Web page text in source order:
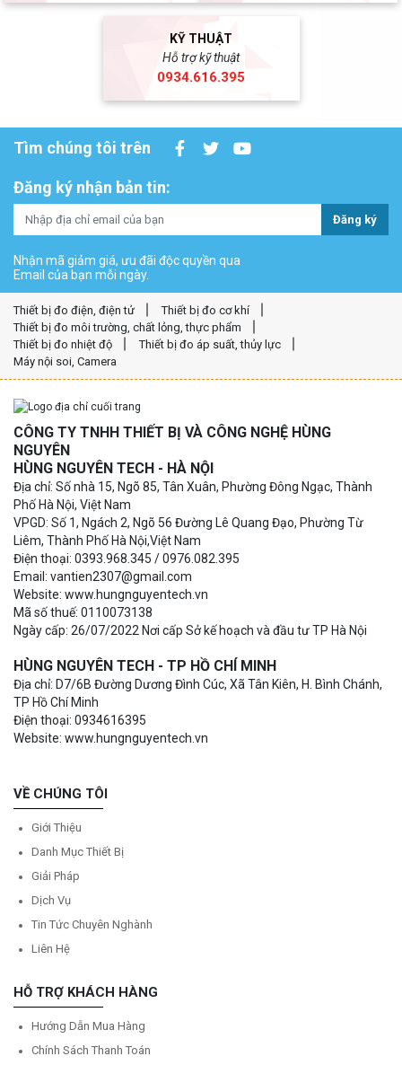
KỸ THUẬT
Hỗ trợ kỹ thuật
0934.616.395
Tìm chúng tôi trên
Đăng ký nhận bản tin:
Đăng ký
Nhận mã giảm giá, ưu đãi độc quyền qua
Email của bạn mỗi ngày.
Thiết bị đo điện, điện tử
Thiết bị đo cơ khí
Thiết bị đo môi trường, chất lỏng, thực phẩm
Thiết bị đo nhiệt độ
Thiết bị đo áp suất, thủy lực
Máy nội soi, Camera
CÔNG TY TNHH THIẾT BỊ VÀ CÔNG NGHỆ HÙNG
NGUYÊN
HÙNG NGUYÊN TECH - HÀ NỘI
Địa chỉ: Số nhà 15, Ngõ 85, Tân Xuân, Phường Đông Ngạc, Thành
Phố Hà Nội, Việt Nam
VPGD: Số 1, Ngách 2, Ngõ 56 Đường Lê Quang Đạo, Phường Từ
Liêm, Thành Phố Hà Nội,Việt Nam
Điện thoại: 0393.968.345 / 0976.082.395
Email: vantien2307@gmail.com
Website: www.hungnguyentech.vn
Mã số thuế: 0110073138
Ngày cấp: 26/07/2022 Nơi cấp Sở kế hoạch và đầu tư TP Hà Nội
HÙNG NGUYÊN TECH - TP HỒ CHÍ MINH
Địa chỉ: D7/6B Đường Dương Đình Cúc, Xã Tân Kiên, H. Bình Chánh,
TP Hồ Chí Minh
Điện thoại: 0934616395
Website: www.hungnguyentech.vn
VỀ CHÚNG TÔI
Giới Thiệu
Danh Mục Thiết Bị
Giải Pháp
Dịch Vụ
Tin Tức Chuyên Nghành
Liên Hệ
HỖ TRỢ KHÁCH HÀNG
Hướng Dẫn Mua Hàng
Chính Sách Thanh Toán